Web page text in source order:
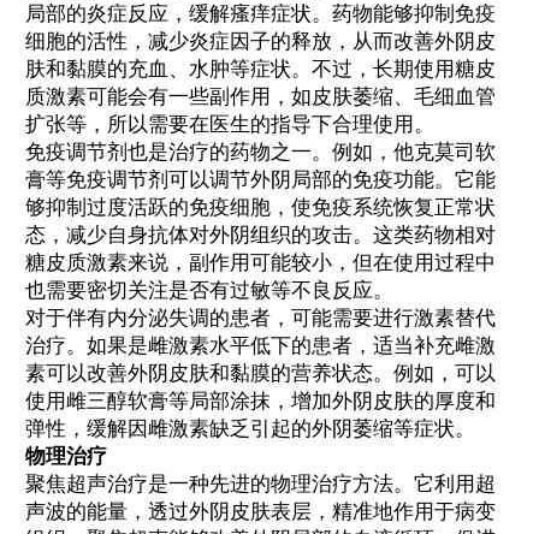
局部的炎症反应，缓解瘙痒症状。药物能够抑制免疫
细胞的活性，减少炎症因子的释放，从而改善外阴皮
肤和黏膜的充血、水肿等症状。不过，长期使用糖皮
质激素可能会有一些副作用，如皮肤萎缩、毛细血管
扩张等，所以需要在医生的指导下合理使用。
免疫调节剂也是治疗的药物之一。例如，他克莫司软
膏等免疫调节剂可以调节外阴局部的免疫功能。它能
够抑制过度活跃的免疫细胞，使免疫系统恢复正常状
态，减少自身抗体对外阴组织的攻击。这类药物相对
糖皮质激素来说，副作用可能较小，但在使用过程中
也需要密切关注是否有过敏等不良反应。
对于伴有内分泌失调的患者，可能需要进行激素替代
治疗。如果是雌激素水平低下的患者，适当补充雌激
素可以改善外阴皮肤和黏膜的营养状态。例如，可以
使用雌三醇软膏等局部涂抹，增加外阴皮肤的厚度和
弹性，缓解因雌激素缺乏引起的外阴萎缩等症状。
物理治疗
聚焦超声治疗是一种先进的物理治疗方法。它利用超
声波的能量，透过外阴皮肤表层，精准地作用于病变